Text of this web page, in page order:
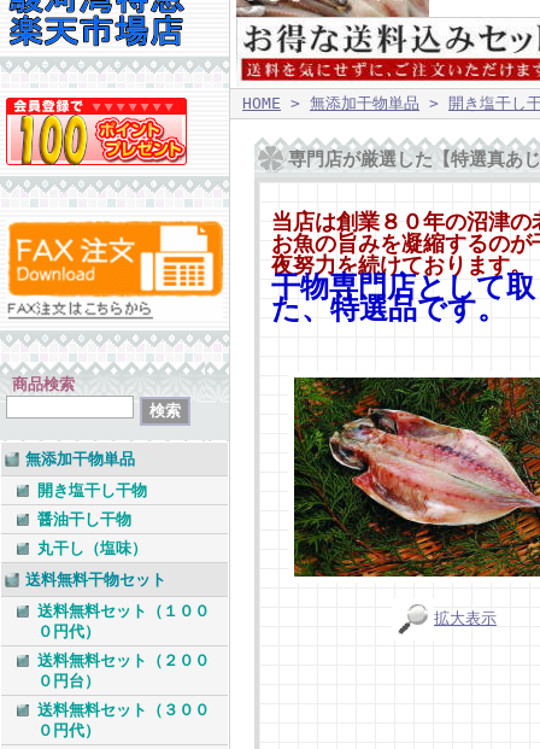
商品検索
無添加干物単品
開き塩干し干物
醤油干し干物
丸干し（塩味）
送料無料干物セット
送料無料セット（１００
０円代）
送料無料セット（２００
０円台）
送料無料セット（３００
０円代）
HOME > 無添加干物単品 > 開き塩干し
専門店が厳選した【特選真あ
当店は創業８０年の沼津
お魚の旨みを凝縮するの
夜努力を続けております。
干物専門店として
た、特選品です。
拡大表示